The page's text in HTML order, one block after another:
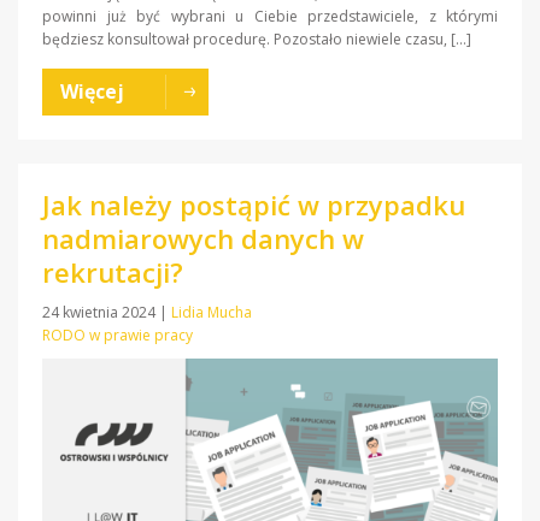
powinni już być wybrani u Ciebie przedstawiciele, z którymi
będziesz konsultował procedurę. Pozostało niewiele czasu, […]
Więcej
Jak należy postąpić w przypadku
nadmiarowych danych w
rekrutacji?
24 kwietnia 2024 | Lidia Mucha
RODO w prawie pracy